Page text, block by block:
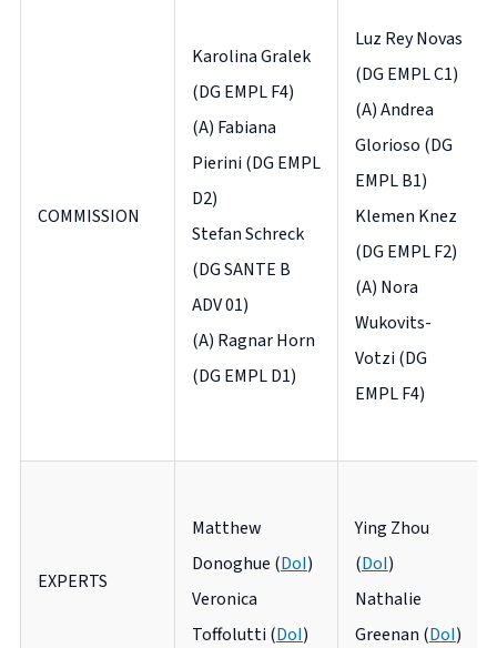
COMMISSION
Karolina Gralek
(DG EMPL F4)
(A) Fabiana
Pierini (DG EMPL
D2)
Stefan Schreck
(DG SANTE B
ADV 01)
(A) Ragnar Horn
(DG EMPL D1)
Luz Rey Novas
(DG EMPL C1)
(A) Andrea
Glorioso (DG
EMPL B1)
Klemen Knez
(DG EMPL F2)
(A) Nora
Wukovits-
Votzi (DG
EMPL F4)
EXPERTS
Matthew
Donoghue (DoI)
Veronica
Toffolutti (DoI)
Ying Zhou
(DoI)
Nathalie
Greenan (DoI)